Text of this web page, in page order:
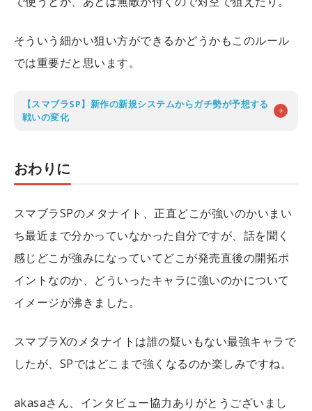
そういう細かい狙い方ができるかどうかもこのルール
では重要だと思います。
【スマブラSP】新作の新規システムからガチ勢が予想する
戦いの変化
おわりに
スマブラSPのメタナイト、正直どこが強いのかいまい
ち最近まで分かっていなかった自分ですが、話を聞く
感じどこが強みになっていてどこが発売直後の開拓ポ
イントなのか、どういったキャラに強いのかについて
イメージが沸きました。
スマブラXのメタナイトは誰の疑いもない最強キャラで
したが、SPではどこまで強くなるのか楽しみですね。
akasaさん、インタビュー協力ありがとうございまし